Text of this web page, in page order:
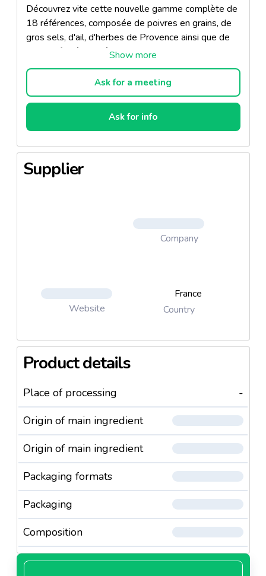
Découvrez vite cette nouvelle gamme complète de
18 références, composée de poivres en grains, de
gros sels, d'ail, d'herbes de Provence ainsi que de
sels parfumés aux épices et aux herbes !
Ces nouveaux flacons Sainte Lucie, à la fois moulins,
verseurs et rechargeables sont un concept exclusif
Ask for a meeting
Ask for info
Supplier
Company
Website
France
Country
Product details
Place of processing
-
Origin of main ingredient
Origin of main ingredient
Packaging formats
Packaging
Composition